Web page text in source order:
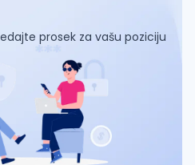
prosek za vašu poziciju